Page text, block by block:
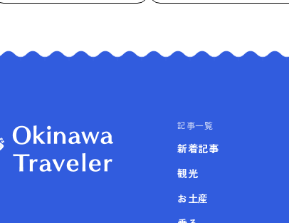
記事一覧
新着記事
観光
お土産